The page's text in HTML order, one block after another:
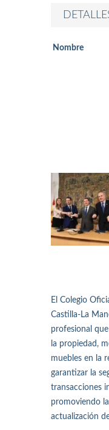
Nombre
El Colegio
Castilla-La
profesional
la propiedad,
muebles en la
garantizar la
transacciones
promoviendo
actualización